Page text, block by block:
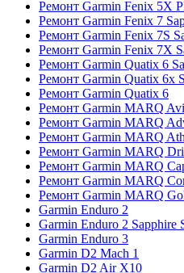
Ремонт Garmin Fenix 5X
Ремонт Garmin Fenix 7
Ремонт Garmin Fenix 7S
Ремонт Garmin Fenix 7X
Ремонт Garmin Quatix 6
Ремонт Garmin Quatix 6x
Ремонт Garmin Quatix 6
Ремонт Garmin MARQ
Ремонт Garmin MARQ
Ремонт Garmin MARQ
Ремонт Garmin MARQ
Ремонт Garmin MARQ
Ремонт Garmin MARQ
Ремонт Garmin MARQ
Garmin Enduro 2
Garmin Enduro 2 Sapphire
Garmin Enduro 3
Garmin D2 Mach 1
Garmin D2 Air X10